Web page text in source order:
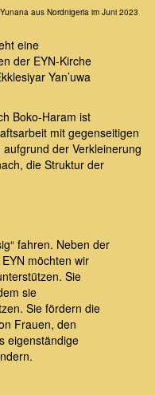
aus Nordnigeria im Juni 2023
eine
der EYN-Kirche
Yan’uwa
Boko-Haram ist
mit gegenseitigen
der Verkleinerung
die Struktur der
fahren. Neben der
möchten wir
Sie
sie
Sie fördern die
Frauen, den
eigenständige